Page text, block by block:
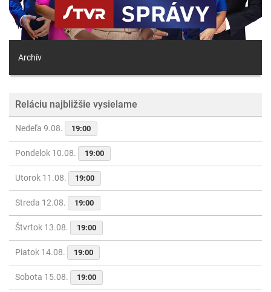
Archív
Reláciu najbližšie vysielame
Nedeľa 9.08. 19:00
Pondelok 10.08. 19:00
Utorok 11.08. 19:00
Streda 12.08. 19:00
Štvrtok 13.08. 19:00
Piatok 14.08. 19:00
Sobota 15.08. 19:00